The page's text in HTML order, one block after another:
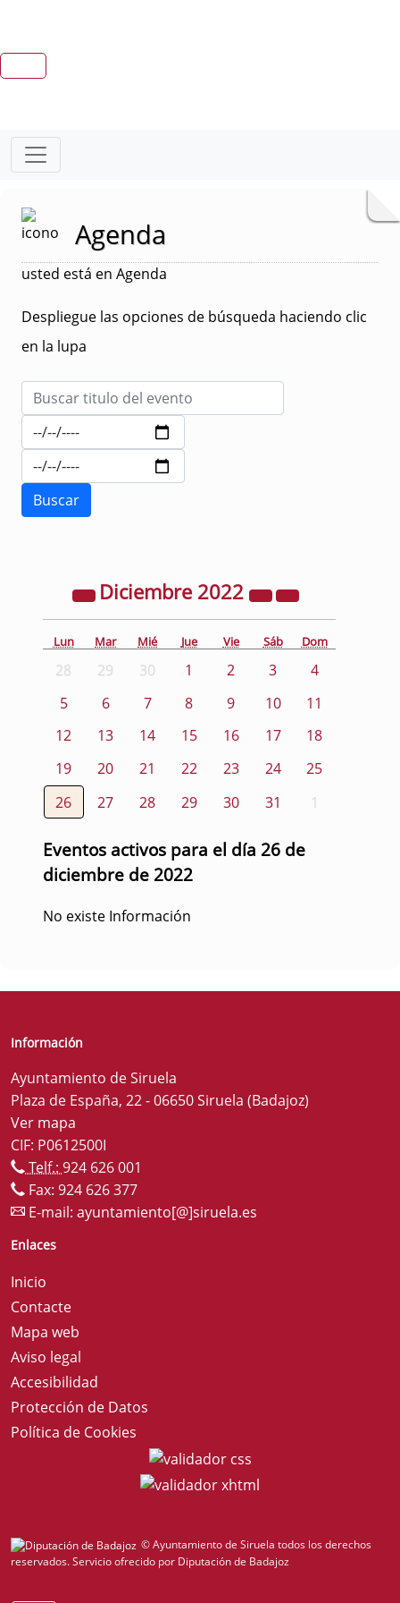
Agenda
usted está en Agenda
Despliegue las opciones de búsqueda haciendo clic
en la lupa
Diciembre 2022
Lun Mar Mié Jue Vie Sáb Dom
28 29 30 1 2 3
4
5
6 7 8 9 10
11
12
13 14 15 16 17
18
19
20 21 22 23 24
25
26
27 28 29 30 31 1
Eventos activos para el día 26 de
diciembre de 2022
No existe Información
Información
Ayuntamiento de Siruela
Plaza de España, 22 - 06650 Siruela (Badajoz)
Ver mapa
CIF: P0612500I
Telf.: 924 626 001
Fax: 924 626 377
E-mail: ayuntamiento[@]siruela.es
Enlaces
Inicio
Contacte
Mapa web
Aviso legal
Accesibilidad
Protección de Datos
Política de Cookies
© Ayuntamiento de Siruela todos los derechos
reservados.Servicio ofrecido por Diputación de Badajoz